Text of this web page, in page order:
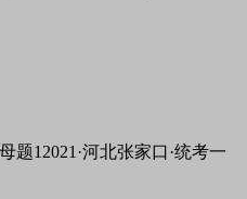
题12021·河北张家口·统考一